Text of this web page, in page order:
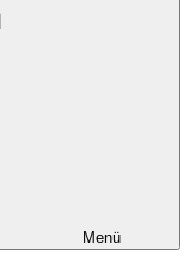
Menü